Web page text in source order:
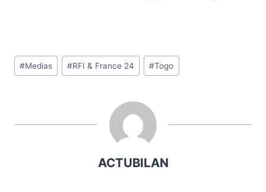
Étiquettes
de
#Medias #RFI & France 24 #Togo
ACTUBILAN